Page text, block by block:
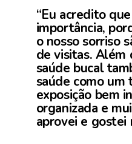
“Eu acredito
importância,
o nosso sorriso
de visitas. Além
saúde bucal
saúde como um
exposição bem
organizada e
aprovei e gostei